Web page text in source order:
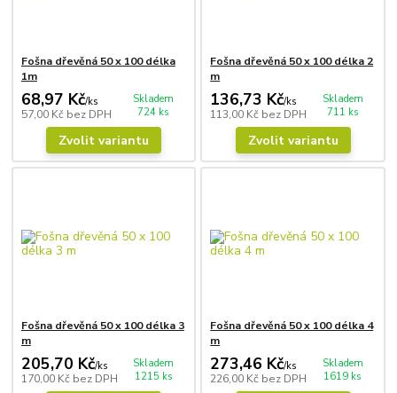
Fošna dřevěná 50 x 100 délka
1m
68,97 Kč/ks
57,00 Kč bez DPH
Skladem
724 ks
Zvolit variantu
Fošna dřevěná 50 x 100 délka 2
m
136,73 Kč/ks
113,00 Kč bez DPH
Skladem
711 ks
Zvolit variantu
Fošna dřevěná 50 x 100 délka 3
m
205,70 Kč/ks
170,00 Kč bez DPH
Skladem
1215 ks
Fošna dřevěná 50 x 100 délka 4
m
273,46 Kč/ks
226,00 Kč bez DPH
Skladem
1619 ks